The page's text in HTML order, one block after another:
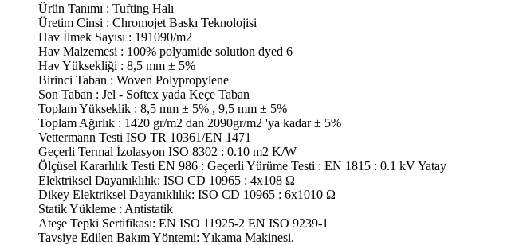
Ürün Tanımı : Tufting Halı
Üretim Cinsi : Chromojet Baskı Teknolojisi
Hav İlmek Sayısı : 191090/m2
Hav Malzemesi : 100% polyamide solution dyed 6
Hav Yüksekliği : 8,5 mm ± 5%
Birinci Taban : Woven Polypropylene
Son Taban : Jel - Softex yada Keçe Taban
Toplam Yükseklik : 8,5 mm ± 5% , 9,5 mm ± 5%
Toplam Ağırlık : 1420 gr/m2 dan 2090gr/m2 'ya kadar ± 5%
Vettermann Testi ISO TR 10361/EN 1471
Geçerli Termal İzolasyon ISO 8302 : 0.10 m2 K/W
Ölçüsel Kararlılık Testi EN 986 : Geçerli Yürüme Testi : EN 1815 : 0.1 kV Yatay
Elektriksel Dayanıklılık: ISO CD 10965 : 4x108 Ω
Dikey Elektriksel Dayanıklılık: ISO CD 10965 : 6x1010 Ω
Statik Yükleme : Antistatik
Ateşe Tepki Sertifikası: EN ISO 11925-2 EN ISO 9239-1
Tavsiye Edilen Bakım Yöntemi: Yıkama Makinesi.